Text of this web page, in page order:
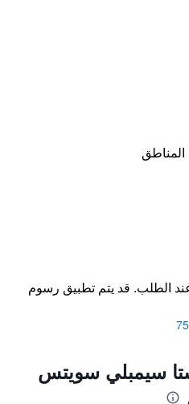
عند الطلب. قد يتم تطبيق رسوم
سيمبلي سويتس